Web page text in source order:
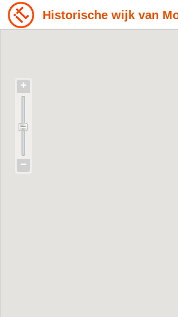
Historische wijk van
+
−